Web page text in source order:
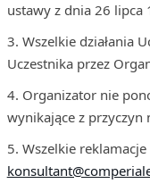
ustawy z dnia 26 lipca
Wszelkie działania
Uczestnika przez
Organizator nie
wynikające z przyczyn
Wszelkie